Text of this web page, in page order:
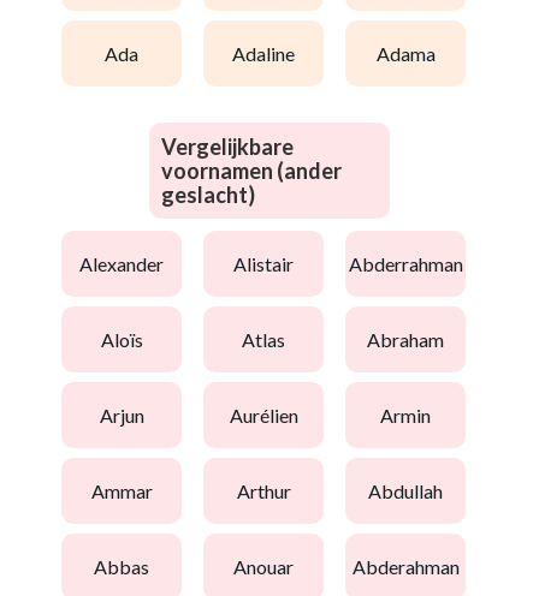
ada adaline adama
Vergelijkbare
voornamen (ander
geslacht)
alexander alistair abderrahman
aloïs atlas abraham
arjun aurélien armin
ammar arthur abdullah
abbas anouar abderahman